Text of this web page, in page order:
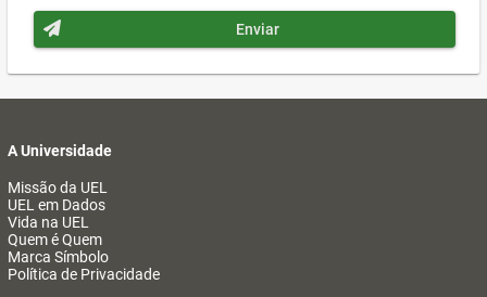
Enviar
A Universidade
Missão da UEL
UEL em Dados
Vida na UEL
Quem é Quem
Marca Símbolo
Política de Privacidade